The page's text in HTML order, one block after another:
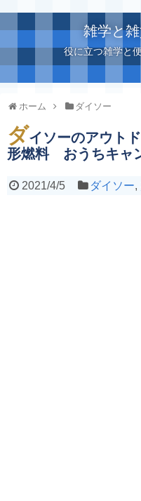
雑学と
役に立つ雑学と
ホーム ダイソー
ダイソーのアウト
形燃料 おうちキャ
2021/4/5 ダイソー,